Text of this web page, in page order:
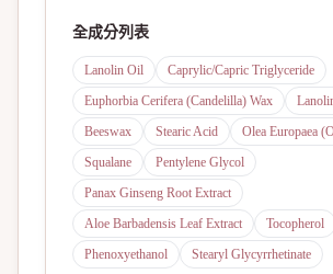
全成分列表
Lanolin Oil
Caprylic/Capric Triglyceride
Euphorbia Cerifera (Candelilla) Wax
Beeswax
Stearic Acid
Olea Europaea
Squalane
Pentylene Glycol
Panax Ginseng Root Extract
Aloe Barbadensis Leaf Extract
Tocopherol
Phenoxyethanol
Stearyl Glycyrrhetinate